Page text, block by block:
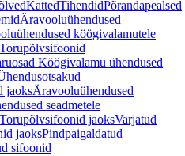
KattedTihendidPõrandapealsed
Äravooluühendused
köögivalamutele
Köögivalamu ühendused
jaoksÄravooluühendused
seadmetele
jaoksVarjatud
jaoksPindpaigaldatud
sifoonid